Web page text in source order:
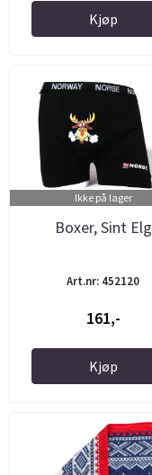
Kjøp
Ikke på lager
Boxer, Sint Elg
Art.nr: 452120
161,-
Kjøp